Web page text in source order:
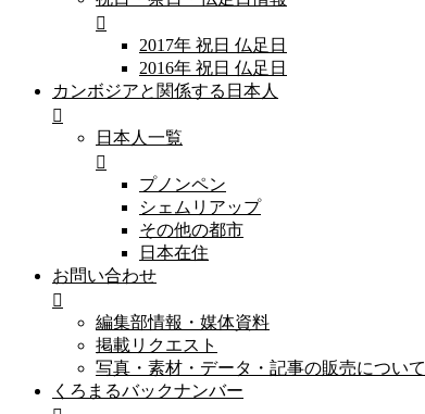
2017年 祝日 仏足日
2016年 祝日 仏足日
カンボジアと関係する日本人
日本人一覧
プノンペン
シェムリアップ
その他の都市
日本在住
お問い合わせ
編集部情報・媒体資料
掲載リクエスト
写真・素材・データ・記事の販売について
くろまるバックナンバー